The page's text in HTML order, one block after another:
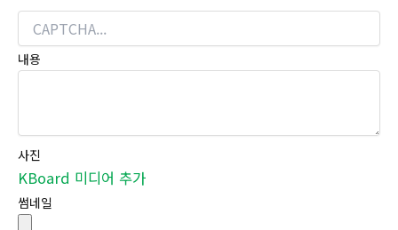
내용
사진
KBoard 미디어 추가
썸네일